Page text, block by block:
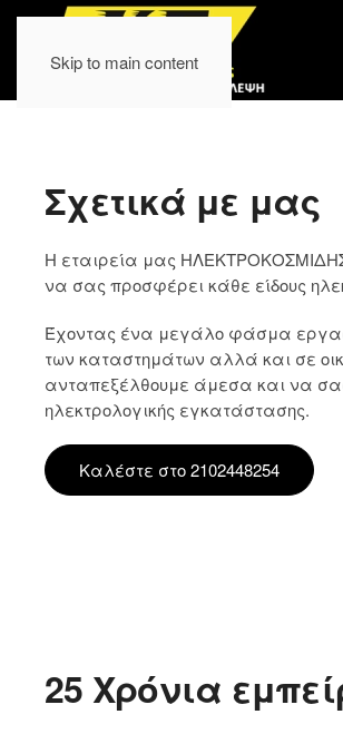
Skip to main content
Σχετικά με μας
Η εταιρεία μας
να σας προσφέρει κάθε είδους
Έχοντας ένα μεγάλο φάσμα
των καταστημάτων αλλά και σε
ανταπεξέλθουμε άμεσα και να
ηλεκτρολογικής εγκατάστασης.
Καλέστε στο 2102448254
25 Χρόνια